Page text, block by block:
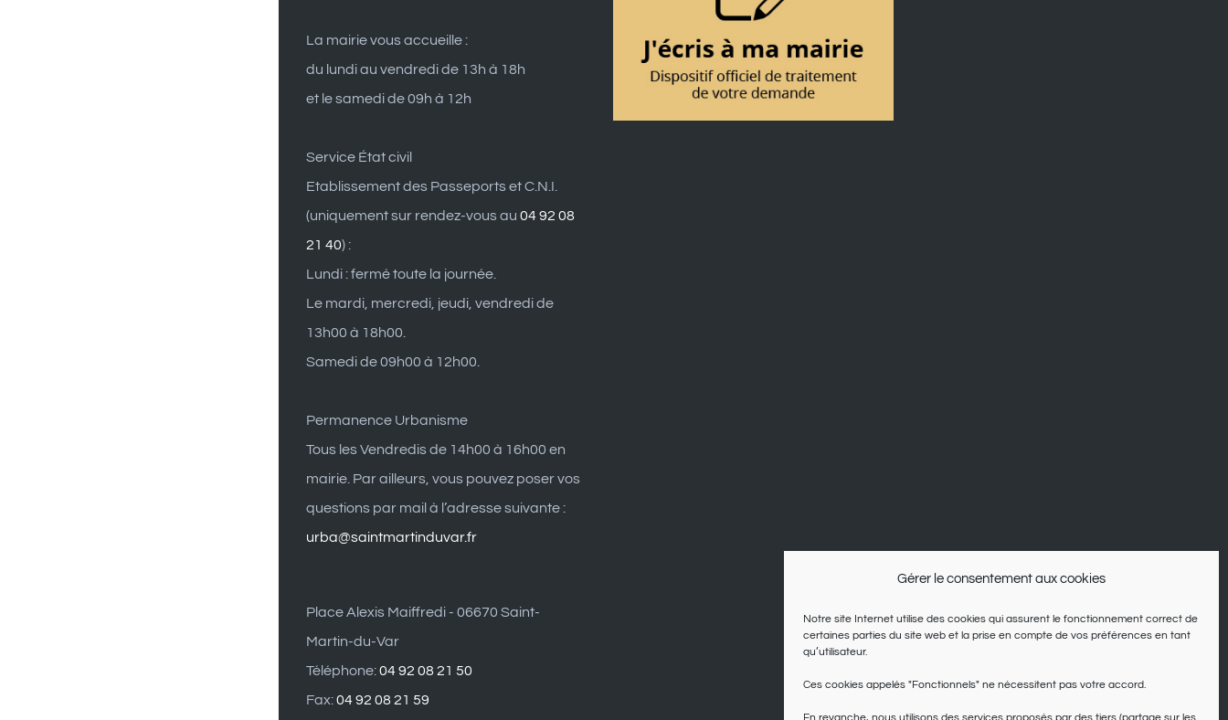
Gérer le consentement aux cookies
Notre site Internet utilise des cookies qui assurent le fonctionnement correct de
certaines parties du site web et la prise en compte de vos préférences en tant
qu’utilisateur.
Ces cookies appelés "Fonctionnels" ne nécessitent pas votre accord.
La mairie vous accueille :
du lundi au vendredi de 13h à 18h
et le samedi de 09h à 12h
Service État civil
Etablissement des Passeports et C.N.I.
(uniquement sur rendez-vous au 04 92 08
21 40) :
Lundi : fermé toute la journée.
Le mardi, mercredi, jeudi, vendredi de
13h00 à 18h00.
Samedi de 09h00 à 12h00.
Permanence Urbanisme
Tous les Vendredis de 14h00 à 16h00 en
mairie. Par ailleurs, vous pouvez poser vos
questions par mail à l’adresse suivante :
urba@saintmartinduvar.fr
Place Alexis Maiffredi - 06670 Saint-
Martin-du-Var
Téléphone:04 92 08 21 50
Fax:04 92 08 21 59